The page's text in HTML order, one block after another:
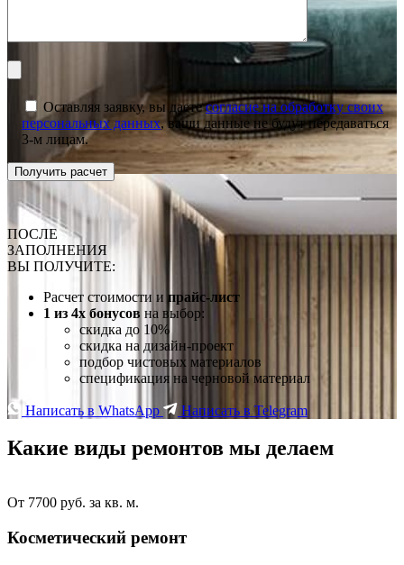
Оставляя заявку, вы даетесогласие на обработку своих
персональных данных, ваши данные не будут передаваться
3-м лицам.
ПОСЛЕ
ЗАПОЛНЕНИЯ
ВЫ ПОЛУЧИТЕ:
Расчет стоимости и прайс-лист
1 из 4х бонусов на выбор:
скидка до 10%
скидка на дизайн-проект
подбор чистовых материалов
спецификация на черновой материал
Написать в WhatsApp Написать в Telegram
Какие виды ремонтов мы делаем
От 7700 руб. за кв. м.
Косметический ремонт